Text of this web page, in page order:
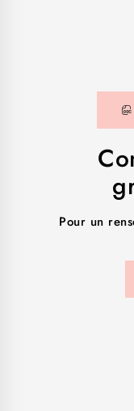
Pour un